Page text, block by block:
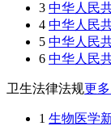
3 中华人民
4 中华人民
5 中华人民
6 中华人民
卫生法律法规更
1 生物医学